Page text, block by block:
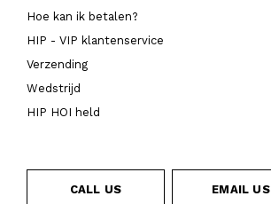
Hoe kan ik betalen?
HIP - VIP klantenservice
Verzending
Wedstrijd
HIP HOI held
CALL US EMAIL US